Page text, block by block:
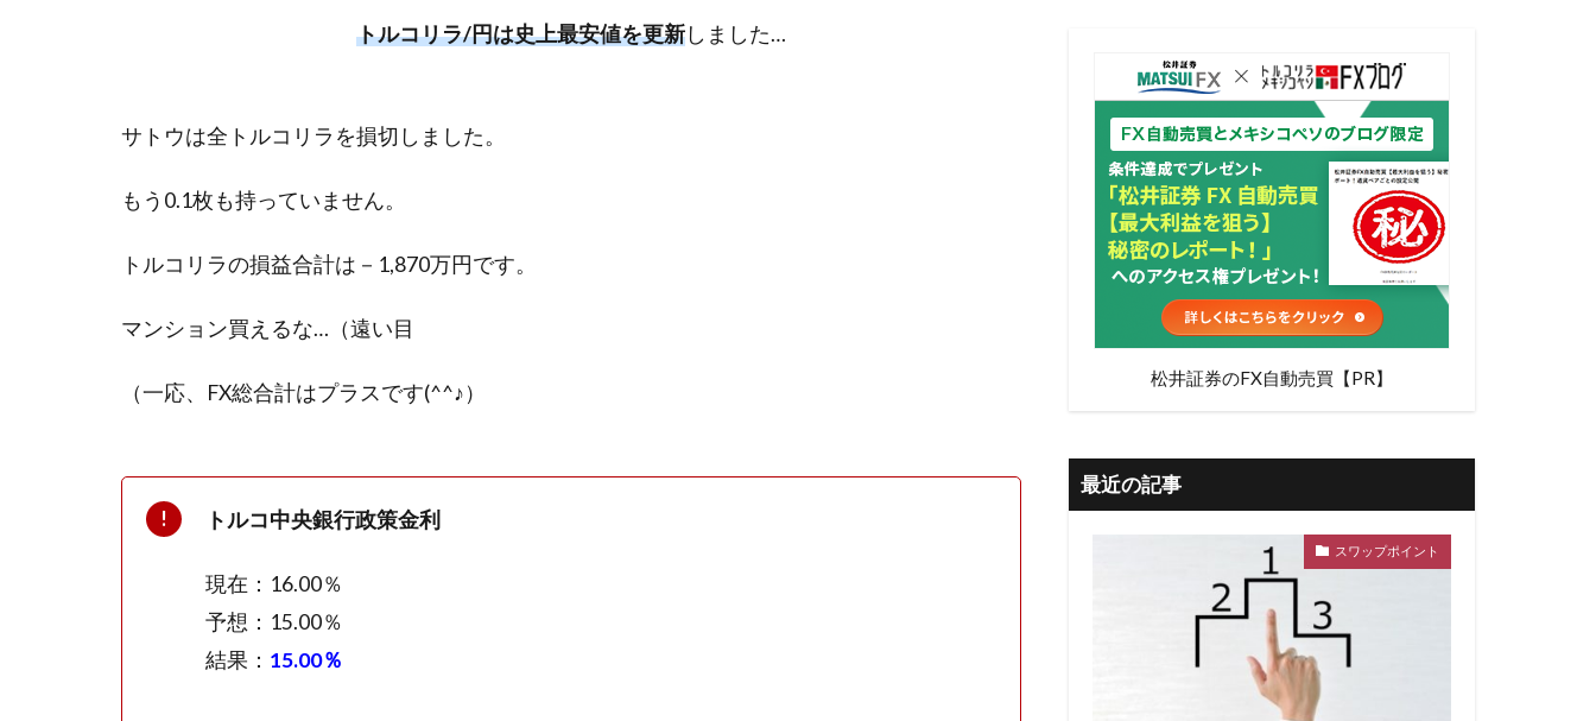
トルコリラ/円は史上最安値を更新しました…
サトウは全トルコリラを損切しました。
もう0.1枚も持っていません。
トルコリラの損益合計は－1,870万円です。
マンション買えるな…（遠い目
（一応、FX総合計はプラスです(^^♪）
トルコ中央銀行政策金利
現在：16.00％
予想：15.00％
結果： 15.00％
松井証券のFX自動売買【PR】
最近の記事
スワップポイント